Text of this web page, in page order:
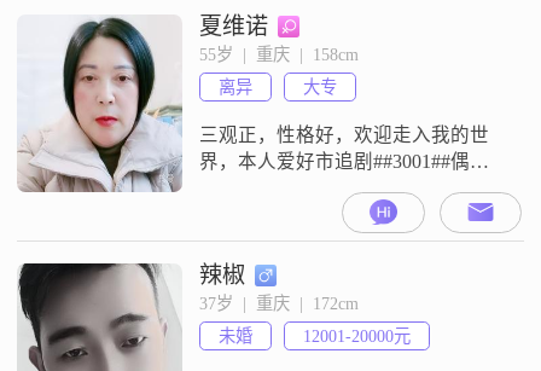
夏维诺
55岁  |  重庆  |  158cm
离异
大专
三观正，性格好，欢迎走入我的世
界，本人爱好市追剧##3001##偶尔
外出旅游，心态好，寻觅重庆人，
地区不限##3002##另外我不是会
员，有意向的帅哥们请用其他方式
联系我，加我微信或者抖音私聊
##3002##
辣椒
37岁  |  重庆  |  172cm
未婚
12001-20000元